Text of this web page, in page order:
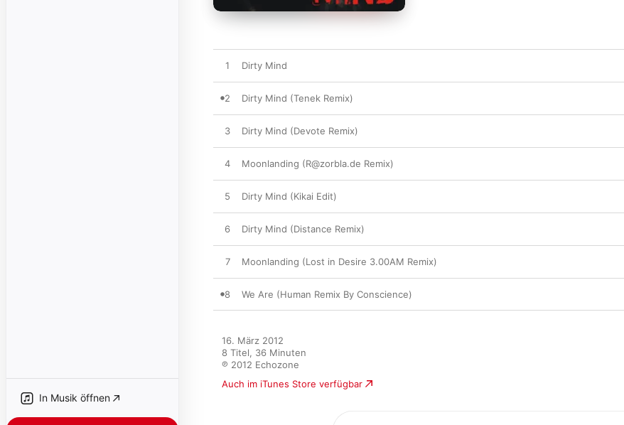
In Musik öffnen
1 Dirty Mind
2 Dirty Mind (Tenek Remix)
3 Dirty Mind (Devote Remix)
4 Moonlanding (R@zorbla.de Remix)
5 Dirty Mind (Kikai Edit)
6 Dirty Mind (Distance Remix)
7 Moonlanding (Lost in Desire 3.00AM Remix)
8 We Are (Human Remix By Conscience)
16. März 2012
8 Titel, 36 Minuten
℗ 2012 Echozone
Auch im iTunes Store verfügbar